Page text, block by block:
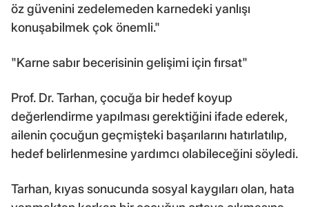
öz güvenini zedelemeden karnedeki yanlışı
konuşabilmek çok önemli."
"Karne sabır becerisinin gelişimi için fırsat"
Prof. Dr. Tarhan, çocuğa bir hedef koyup
değerlendirme yapılması gerektiğini ifade ederek,
ailenin çocuğun geçmişteki başarılarını hatırlatılıp,
hedef belirlenmesine yardımcı olabileceğini söyledi.
Tarhan, kıyas sonucunda sosyal kaygıları olan, hata